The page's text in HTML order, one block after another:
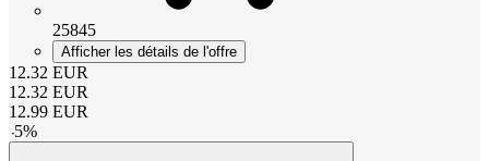
25845
Afficher les détails de l'offre
12.32 EUR
12.32 EUR
12.99 EUR
-5%